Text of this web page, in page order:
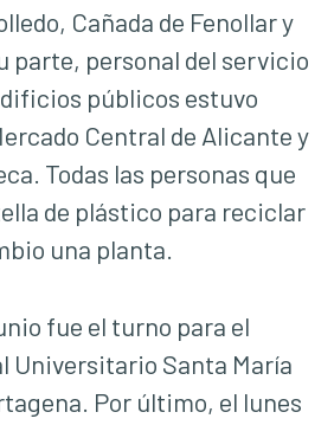
Cañada de Fenollar y
parte, personal del servicio
públicos estuvo
Central de Alicante y
Todas las personas que
de plástico para reciclar
una planta.
fue el turno para el
Universitario Santa María
Por último, el lunes